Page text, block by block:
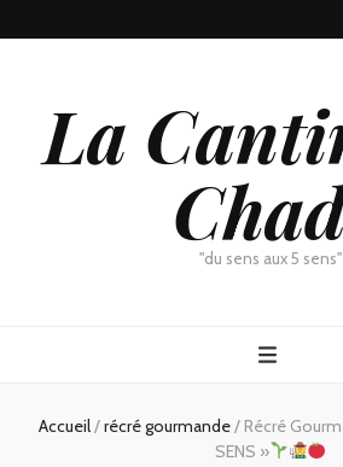
La
"du sens aux 5 sens"
Accueil/récré gourmande/ Récré
SENS »